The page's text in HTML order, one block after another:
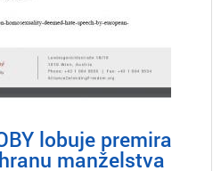
lobuje premira
manželstva